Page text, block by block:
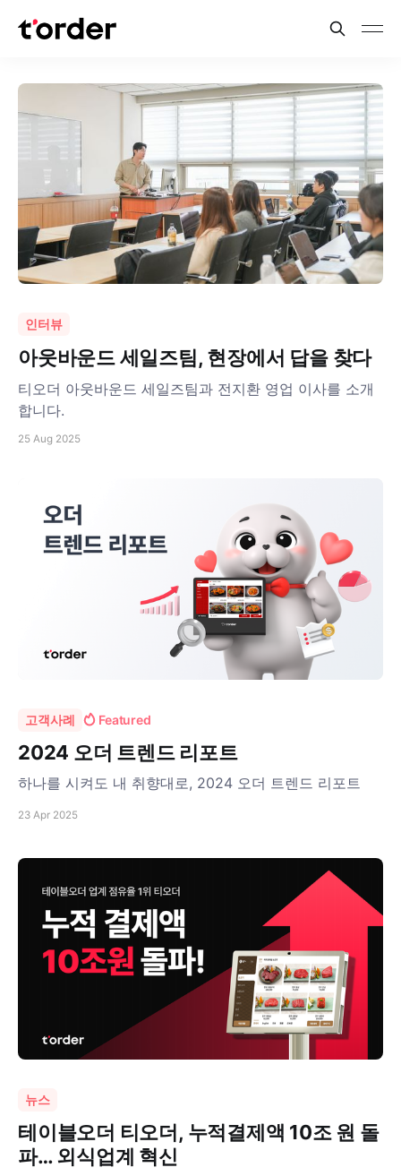
인터뷰
아웃바운드 세일즈팀, 현장에서 답을 찾다
티오더 아웃바운드 세일즈팀과 전지환 영업 이사를 소개
합니다.
25 Aug 2025
고객사례 Featured
2024 오더 트렌드 리포트
하나를 시켜도 내 취향대로, 2024 오더 트렌드 리포트
23 Apr 2025
뉴스
테이블오더 티오더, 누적결제액 10조 원 돌
파… 외식업계 혁신